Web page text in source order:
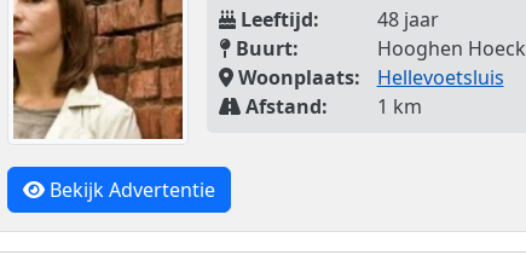
Leeftijd:
48 jaar
Buurt:
Hooghen Hoeck
Woonplaats:
Hellevoetsluis
Afstand:
1 km
Bekijk Advertentie